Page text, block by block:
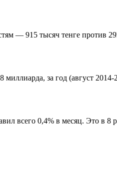
— 915 тысяч тенге против
за год (август
всего 0,4% в месяц. Это в 8